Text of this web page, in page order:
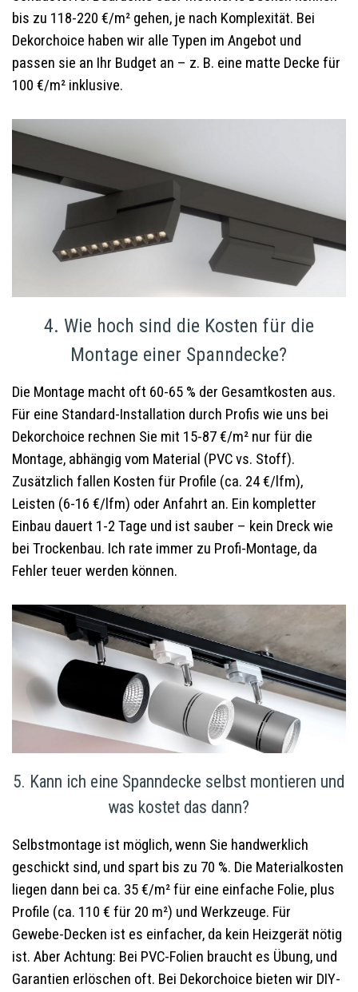
bis zu 118-220 €/m² gehen, je nach Komplexität. Bei
Dekorchoice haben wir alle Typen im Angebot und
passen sie an Ihr Budget an – z. B. eine matte Decke für
100 €/m² inklusive.
4. Wie hoch sind die Kosten für die
Montage einer Spanndecke?
Die Montage macht oft 60-65 % der Gesamtkosten aus.
Für eine Standard-Installation durch Profis wie uns bei
Dekorchoice rechnen Sie mit 15-87 €/m² nur für die
Montage, abhängig vom Material (PVC vs. Stoff).
Zusätzlich fallen Kosten für Profile (ca. 24 €/lfm),
Leisten (6-16 €/lfm) oder Anfahrt an. Ein kompletter
Einbau dauert 1-2 Tage und ist sauber – kein Dreck wie
bei Trockenbau. Ich rate immer zu Profi-Montage, da
Fehler teuer werden können.
5. Kann ich eine Spanndecke selbst montieren und
was kostet das dann?
Selbstmontage ist möglich, wenn Sie handwerklich
geschickt sind, und spart bis zu 70 %. Die Materialkosten
liegen dann bei ca. 35 €/m² für eine einfache Folie, plus
Profile (ca. 110 € für 20 m²) und Werkzeuge. Für
Gewebe-Decken ist es einfacher, da kein Heizgerät nötig
ist. Aber Achtung: Bei PVC-Folien braucht es Übung, und
Garantien erlöschen oft. Bei Dekorchoice bieten wir DIY-